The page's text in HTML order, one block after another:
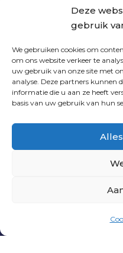
Deze
gebruik
We gebruiken cookies om
om ons website verkeer te
uw gebruik van onze site met
analyse. Deze partners kunnen
informatie die u aan ze heeft
basis van uw gebruik van hun
|